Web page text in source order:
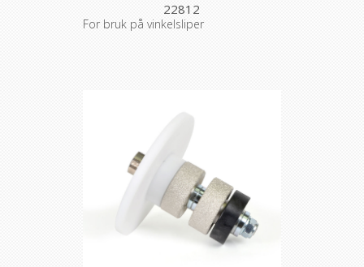
22812
For bruk på vinkelsliper